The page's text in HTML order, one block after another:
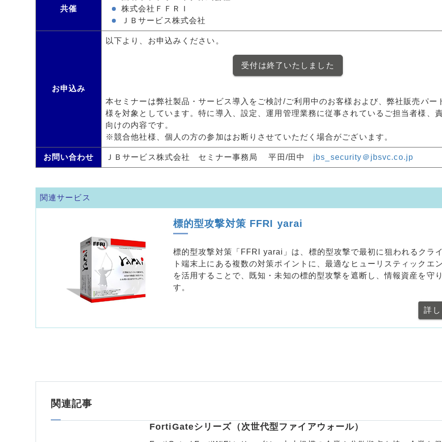
共催
株式会社ＦＦＲＩ
ＪＢサービス株式会社
お申込み
以下より、お申込みください。
受付は終了いたしました
本セミナーは弊社製品・サービス導入をご検討/ご利用中のお客様および、弊社販売パー
様を対象としています。特に導入、設定、運用管理業務に従事されているご担当者様、
向けの内容です。
※競合他社様、個人の方の参加はお断りさせていただく場合がございます。
お問い合わせ ＪＢサービス株式会社 セミナー事務局 平田/田中 jbs_security＠jbsvc.co.jp
関連サービス
標的型攻撃対策 FFRI yarai
標的型攻撃対策「FFRI yarai」は、標的型攻撃で最初に狙われるクラ
ト端末上にある複数の対策ポイントに、最適なヒューリスティックエ
を活用することで、既知・未知の標的型攻撃を遮断し、情報資産を守
す。
詳
関連記事
FortiGateシリーズ（次世代型ファイアウォール）